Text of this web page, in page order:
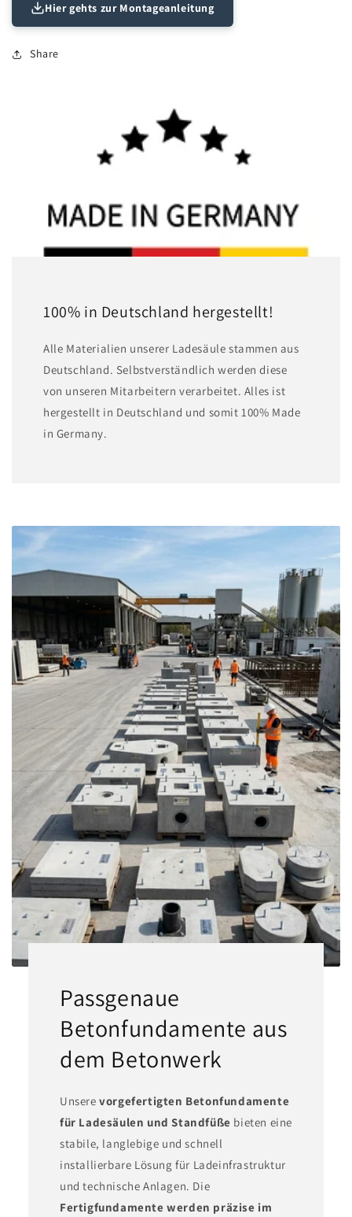
Hier gehts zur Montageanleitung
Share
100% in Deutschland hergestellt!
A lle Materialien unserer Ladesäule stammen aus
Deutschland. Selbstverständlich werden diese
von unseren Mitarbeitern verarbeitet. Alles ist
hergestellt in Deutschland und somit 100% Made
in Germany.
Passgenaue
Betonfundamente aus
dem Betonwerk
Unserevorgefertigten Betonfundamente
für Ladesäulen und Standfüße bieten eine
stabile, langlebige und schnell
installierbare Lösung für Ladeinfrastruktur
und technische Anlagen. Die
Fertigfundamente werden präzise im